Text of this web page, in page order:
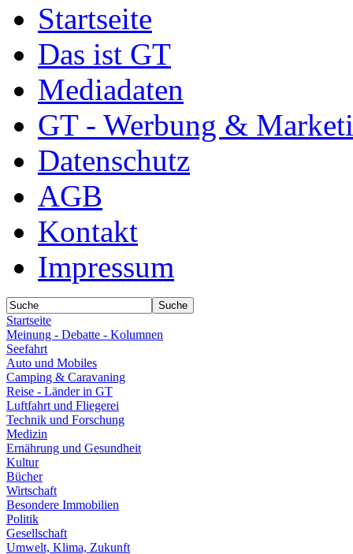
Startseite
Das ist GT
Mediadaten
GT - Werbung &
Datenschutz
AGB
Kontakt
Impressum
Startseite
Meinung - Debatte - Kolumnen
Seefahrt
Auto und Mobiles
Camping & Caravaning
Reise - Länder in GT
Luftfahrt und Fliegerei
Technik und Forschung
Medizin
Ernährung und Gesundheit
Kultur
Bücher
Wirtschaft
Besondere Immobilien
Politik
Gesellschaft
Umwelt, Klima, Zukunft